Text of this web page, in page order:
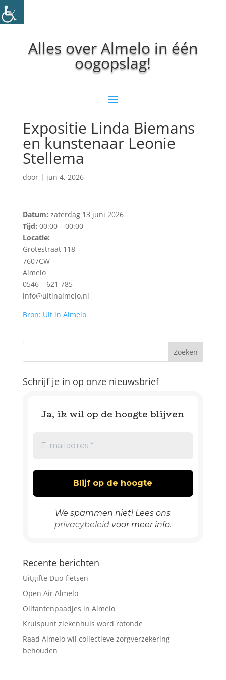
Alles over Almelo in één
oogopslag!
Expositie Linda Biemans
en kunstenaar Leonie
Stellema
door | jun 4, 2026
Datum: zaterdag 13 juni 2026
Tijd: 00:00 – 00:00
Locatie:
Grotestraat 118
7607CW
Almelo
0546 – 621 785
info@uitinalmelo.nl
Bron: Uit in Almelo
Schrijf je in op onze nieuwsbrief
Ja, ik wil op de hoogte blijven
We spammen niet! Lees ons
privacybeleidvoor meer info.
Recente berichten
Uitgifte Duo-fietsen
Open Air Almelo
Olifantenpaadjes in Almelo
Kruispunt ziekenhuis word rotonde
Raad Almelo wil collectieve zorgverzekering
behouden